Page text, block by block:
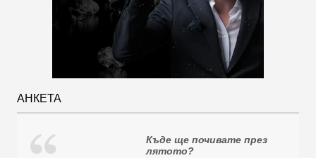
АНКЕТА
Къде ще почивате през
лятото?